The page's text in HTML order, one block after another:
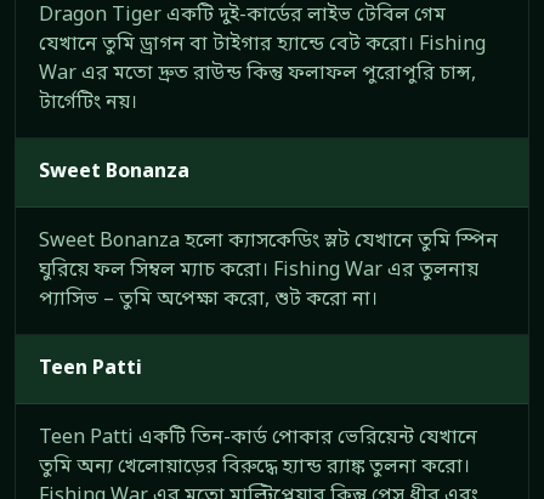
Dragon Tiger একটি দুই-কার্ডের লাইভ টেবিল গেম
যেখানে তুমি ড্রাগন বা টাইগার হ্যান্ডে বেট করো। Fishing
War এর মতো দ্রুত রাউন্ড কিন্তু ফলাফল পুরোপুরি চান্স,
টার্গেটিং নয়।
Sweet Bonanza
Sweet Bonanza হলো ক্যাসকেডিং স্লট যেখানে তুমি স্পিন
ঘুরিয়ে ফল সিম্বল ম্যাচ করো। Fishing War এর তুলনায়
প্যাসিভ – তুমি অপেক্ষা করো, শুট করো না।
Teen Patti
Teen Patti একটি তিন-কার্ড পোকার ভেরিয়েন্ট যেখানে
তুমি অন্য খেলোয়াড়ের বিরুদ্ধে হ্যান্ড র‍্যাঙ্ক তুলনা করো।